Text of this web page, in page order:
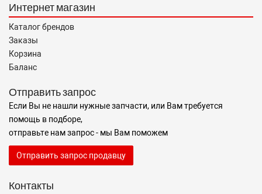
Интернет магазин
Каталог брендов
Заказы
Корзина
Баланс
Отправить запрос
Если Вы не нашли нужные запчасти, или Вам требуется
помощь в подборе,
отправьте нам запрос - мы Вам поможем
Отправить запрос продавцу
Контакты